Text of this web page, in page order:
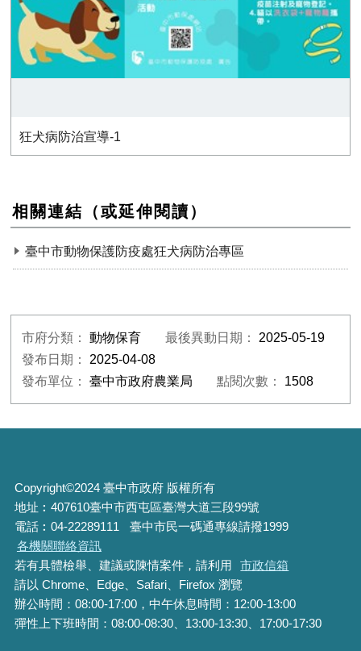
狂犬病防治宣導-1
相關連結（或延伸閱讀）
臺中市動物保護防疫處狂犬病防治專區
市府分類：動物保育 最後異動日期： 2025-05-19
發布日期： 2025-04-08
發布單位：臺中市政府農業局 點閱次數： 1508
Copyright©2024 臺中市政府 版權所有
地址︰407610臺中市西屯區臺灣大道三段99號
電話︰04-22289111
臺中市民一碼通專線請撥1999
各機關聯絡資訊
若有具體檢舉、建議或陳情案件，請利用
市政信箱
請以 Chrome、Edge、Safari、Firefox 瀏覽
辦公時間：08:00-17:00，中午休息時間：12:00-13:00
彈性上下班時間：08:00-08:30、13:00-13:30、17:00-17:30